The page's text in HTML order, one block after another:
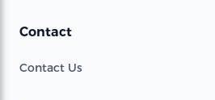
Contact
Contact Us